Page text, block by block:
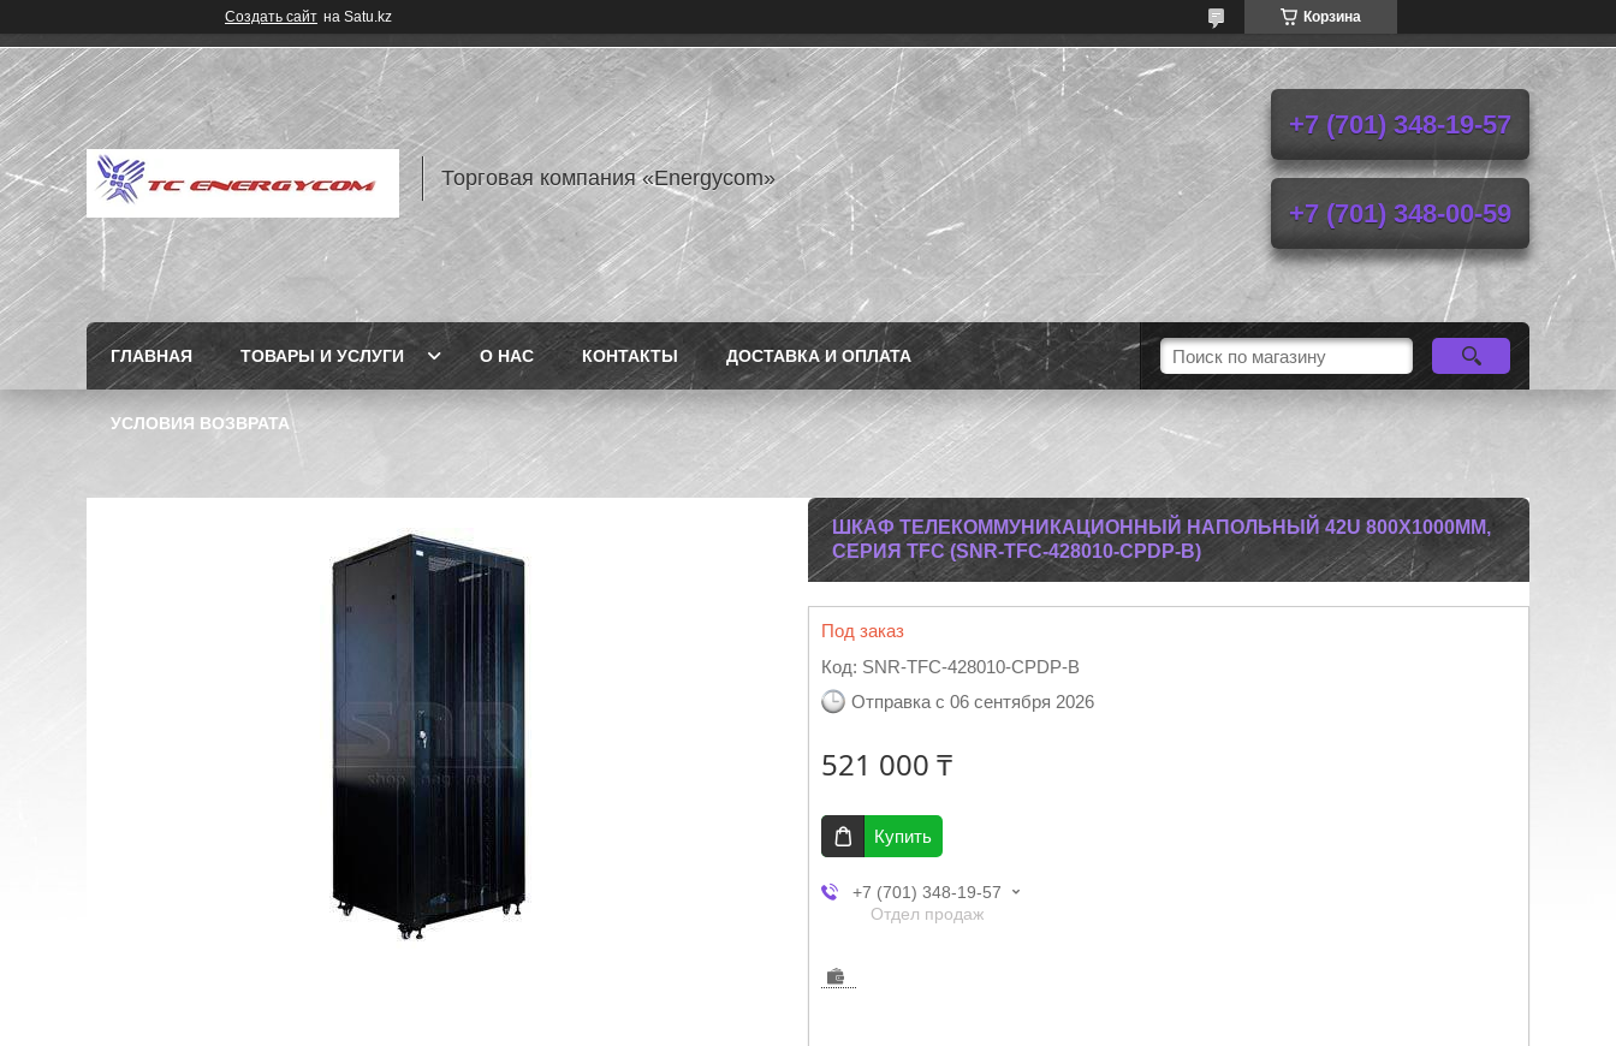
Создать сайт на Satu.kz Корзина
Торговая компания «Energycom»
+7 (701) 348-19-57
+7 (701) 348-00-59
ГЛАВНАЯ ТОВАРЫ И УСЛУГИ О НАС КОНТАКТЫ ДОСТАВКА И ОПЛАТА
УСЛОВИЯ ВОЗВРАТА
ШКАФ ТЕЛЕКОММУНИКАЦИОННЫЙ НАПОЛЬНЫЙ 42U 800X1000ММ,
СЕРИЯ TFC (SNR-TFC-428010-CPDP-B)
Под заказ
Код: SNR-TFC-428010-CPDP-B
Отправка с 06 сентября 2026
521 000 ₸
Купить
+7 (701) 348-19-57
Отдел продаж